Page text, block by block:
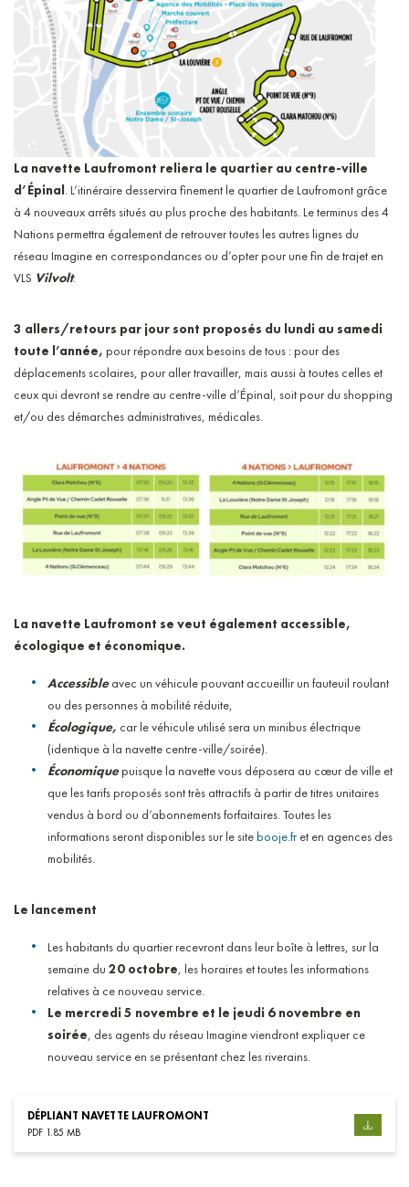
La navette Laufromont reliera le quartier au centre-ville
d’Épinal. L’itinéraire desservira finement le quartier de Laufromont grâce
à 4 nouveaux arrêts situés au plus proche des habitants. Le terminus des 4
Nations permettra également de retrouver toutes les autres lignes du
réseau Imagine en correspondances ou d’opter pour une fin de trajet en
VLS Vilvolt.
3 allers/retours par jour sont proposés du lundi au samedi
toute l’année, pour répondre aux besoins de tous : pour des
déplacements scolaires, pour aller travailler, mais aussi à toutes celles et
ceux qui devront se rendre au centre-ville d’Épinal, soit pour du shopping
et/ou des démarches administratives, médicales.
La navette Laufromont se veut également accessible,
écologique et économique.
Accessibleavec un véhicule pouvant accueillir un fauteuil roulant
ou des personnes à mobilité réduite,
Écologique, car le véhicule utilisé sera un minibus électrique
(identique à la navette centre-ville/soirée).
Économique puisque la navette vous déposera au cœur de ville et
que les tarifs proposés sont très attractifs à partir de titres unitaires
vendus à bord ou d’abonnements forfaitaires. Toutes les
informations seront disponibles sur le sitebooje.fr et en agences des
mobilités.
Le lancement
Les habitants du quartier recevront dans leur boîte à lettres, sur la
semaine du 20 octobre, les horaires et toutes les informations
relatives à ce nouveau service.
Le mercredi 5 novembre et le jeudi 6 novembre en
soirée, des agents du réseau Imagine viendront expliquer ce
nouveau service en se présentant chez les riverains.
DÉPLIANT NAVETTE LAUFROMONT
PDF 1.85 MB